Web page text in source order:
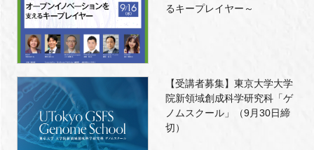
るキープレイヤー～
【受講者募集】東京大学大学
院新領域創成科学研究科「ゲ
ノムスクール」（9月30日締
切）